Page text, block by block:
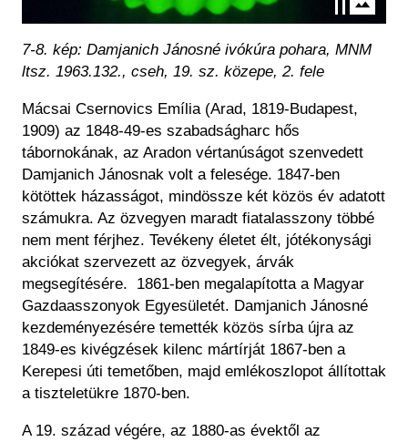
7-8. kép: Damjanich Jánosné ivókúra pohara, MNM
ltsz. 1963.132., cseh, 19. sz. közepe, 2. fele
Mácsai Csernovics Emília (Arad, 1819-Budapest,
1909) az 1848-49-es szabadságharc hős
tábornokának, az Aradon vértanúságot szenvedett
Damjanich Jánosnak volt a felesége. 1847-ben
kötöttek házasságot, mindössze két közös év adatott
számukra. Az özvegyen maradt fiatalasszony többé
nem ment férjhez. Tevékeny életet élt, jótékonysági
akciókat szervezett az özvegyek, árvák
megsegítésére. 1861-ben megalapította a Magyar
Gazdaasszonyok Egyesületét. Damjanich Jánosné
kezdeményezésére temették közös sírba újra az
1849-es kivégzések kilenc mártírját 1867-ben a
Kerepesi úti temetőben, majd emlékoszlopot állítottak
a tiszteletükre 1870-ben.
A 19. század végére, az 1880-as évektől az